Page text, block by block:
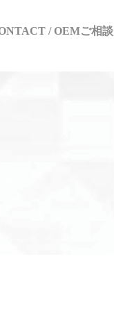
/ OEMご相談